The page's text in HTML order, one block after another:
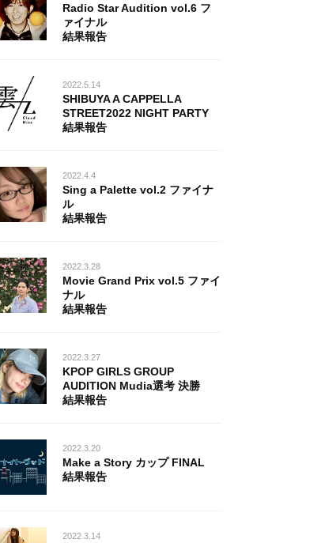
Radio Star Audition vol.6 フ
ァイナル
結果報告
2022.5.14
SHIBUYA A CAPPELLA
STREET2022 NIGHT PARTY
結果報告
2022.4.4
Sing a Palette vol.2 ファイナ
ル
結果報告
2022.3.28
Movie Grand Prix vol.5 ファイ
ナル
結果報告
2022.3.27
KPOP GIRLS GROUP
AUDITION Mudia選考 決勝
結果報告
2022.3.20
Make a Story カップ FINAL
結果報告
2022.3.14